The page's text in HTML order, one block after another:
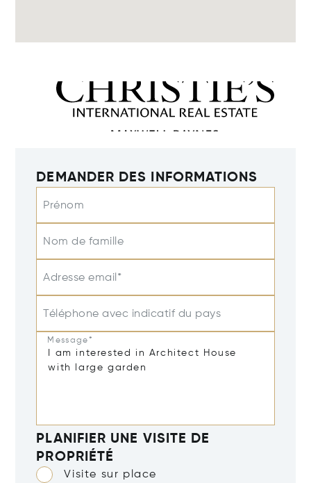
DEMANDER DES INFORMATIONS
Prénom
Nom de famille
Adresse email*
Téléphone avec indicatif du pays
Message*
PLANIFIER UNE VISITE DE
PROPRIÉTÉ
Visite sur place